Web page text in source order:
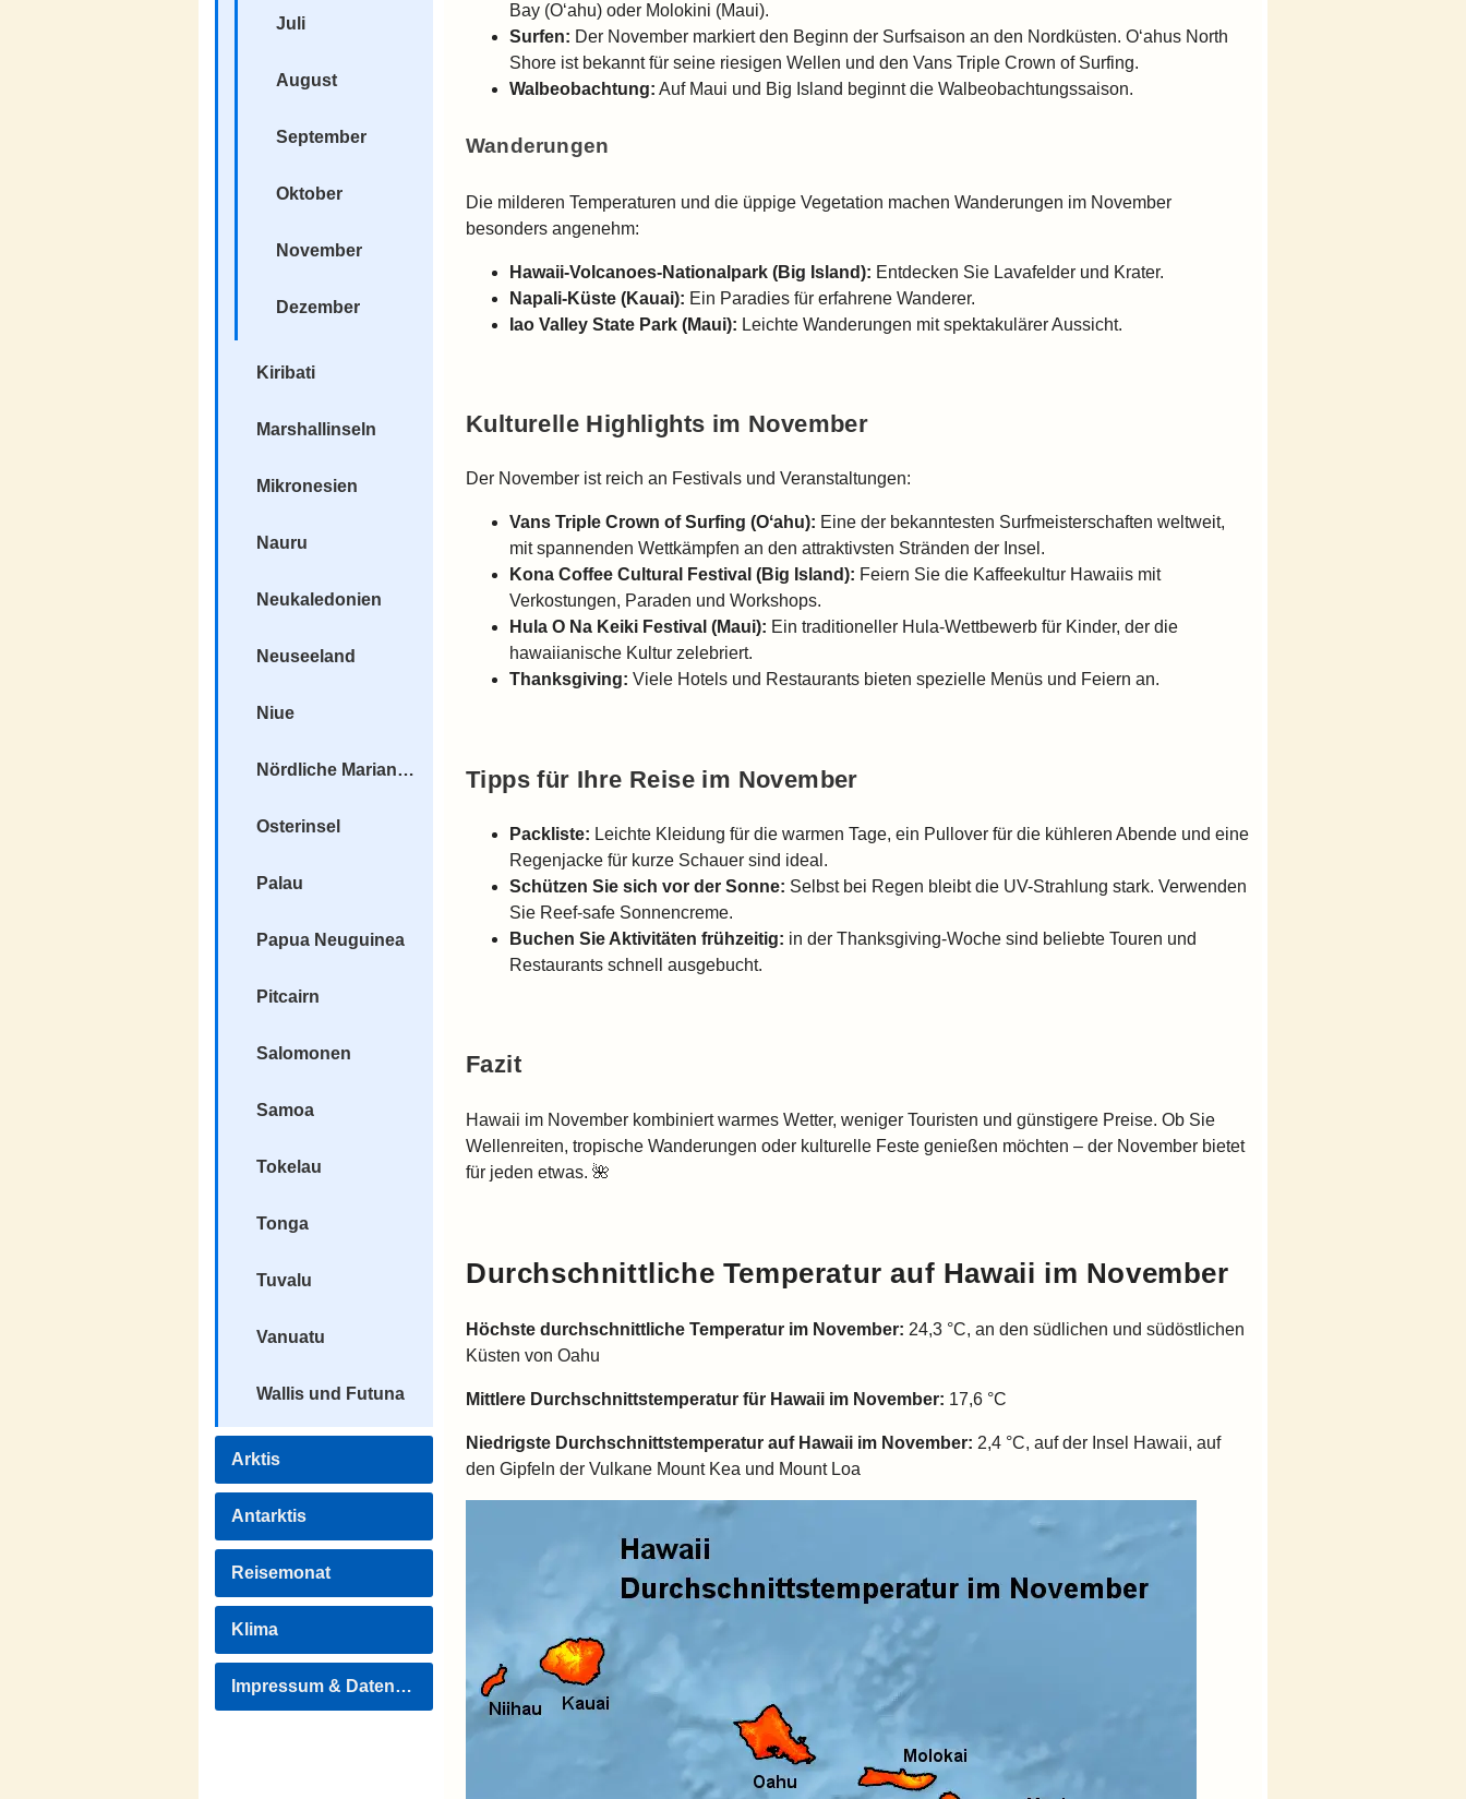
Juli
August
September
Oktober
November
Dezember
Kiribati
Marshallinseln
Mikronesien
Nauru
Neukaledonien
Neuseeland
Niue
Nördliche Marianen
Osterinsel
Palau
Papua Neuguinea
Pitcairn
Salomonen
Samoa
Tokelau
Tonga
Tuvalu
Vanuatu
Wallis und Futuna
Arktis
Antarktis
Reisemonat
Klima
Impressum & Datenschutz
Bay (Oʻahu) oder Molokini (Maui).
Surfen: Der November markiert den Beginn der Surfsaison an den Nordküsten. Oʻahus North
Shore ist bekannt für seine riesigen Wellen und den Vans Triple Crown of Surfing.
Walbeobachtung: Auf Maui und Big Island beginnt die Walbeobachtungssaison.
Wanderungen
Die milderen Temperaturen und die üppige Vegetation machen Wanderungen im November
besonders angenehm:
Hawaii-Volcanoes-Nationalpark (Big Island): Entdecken Sie Lavafelder und Krater.
Napali-Küste (Kauai): Ein Paradies für erfahrene Wanderer.
Iao Valley State Park (Maui): Leichte Wanderungen mit spektakulärer Aussicht.
Kulturelle Highlights im November
Der November ist reich an Festivals und Veranstaltungen:
Vans Triple Crown of Surfing (Oʻahu): Eine der bekanntesten Surfmeisterschaften weltweit,
mit spannenden Wettkämpfen an den attraktivsten Stränden der Insel.
Kona Coffee Cultural Festival (Big Island): Feiern Sie die Kaffeekultur Hawaiis mit
Verkostungen, Paraden und Workshops.
Hula O Na Keiki Festival (Maui): Ein traditioneller Hula-Wettbewerb für Kinder, der die
hawaiianische Kultur zelebriert.
Thanksgiving: Viele Hotels und Restaurants bieten spezielle Menüs und Feiern an.
Tipps für Ihre Reise im November
Packliste: Leichte Kleidung für die warmen Tage, ein Pullover für die kühleren Abende und eine
Regenjacke für kurze Schauer sind ideal.
Schützen Sie sich vor der Sonne: Selbst bei Regen bleibt die UV-Strahlung stark. Verwenden
Sie Reef-safe Sonnencreme.
Buchen Sie Aktivitäten frühzeitig: in der Thanksgiving-Woche sind beliebte Touren und
Restaurants schnell ausgebucht.
Fazit
Hawaii im November kombiniert warmes Wetter, weniger Touristen und günstigere Preise. Ob Sie
Wellenreiten, tropische Wanderungen oder kulturelle Feste genießen möchten – der November bietet
für jeden etwas. 🌺
Durchschnittliche Temperatur auf Hawaii im November
Höchste durchschnittliche Temperatur im November: 24,3 °C, an den südlichen und südöstlichen
Küsten von Oahu
Mittlere Durchschnittstemperatur für Hawaii im November: 17,6 °C
Niedrigste Durchschnittstemperatur auf Hawaii im November: 2,4 °C, auf der Insel Hawaii, auf
den Gipfeln der Vulkane Mount Kea und Mount Loa